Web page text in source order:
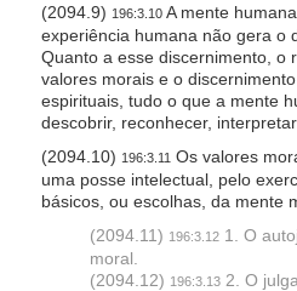
(2094.9) 196:3.10A mente
experiência humana não gera o
Quanto a esse discernimento, o
valores morais e o
espirituais, tudo o que a mente
descobrir, reconhecer,
(2094.10) 196:3.11 Os valores
uma posse intelectual, pelo
básicos, ou escolhas, da mente
(2094.11) 196:3.121. O
moral.
(2094.12) 196:3.132. O